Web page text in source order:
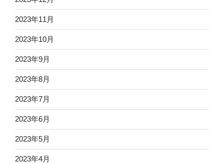
2023年11月
2023年10月
2023年9月
2023年8月
2023年7月
2023年6月
2023年5月
2023年4月